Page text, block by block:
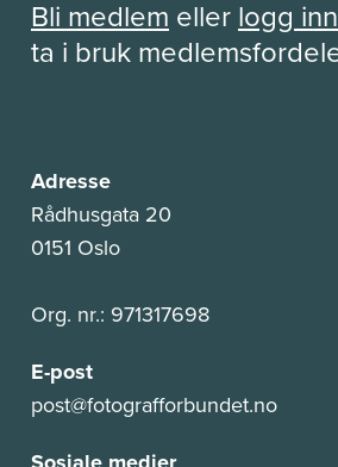
Bli medlem eller logg inn
ta i bruk
Adresse
Rådhusgata 20
0151 Oslo
Org. nr.: 971317698
E-post
post@fotografforbundet.no